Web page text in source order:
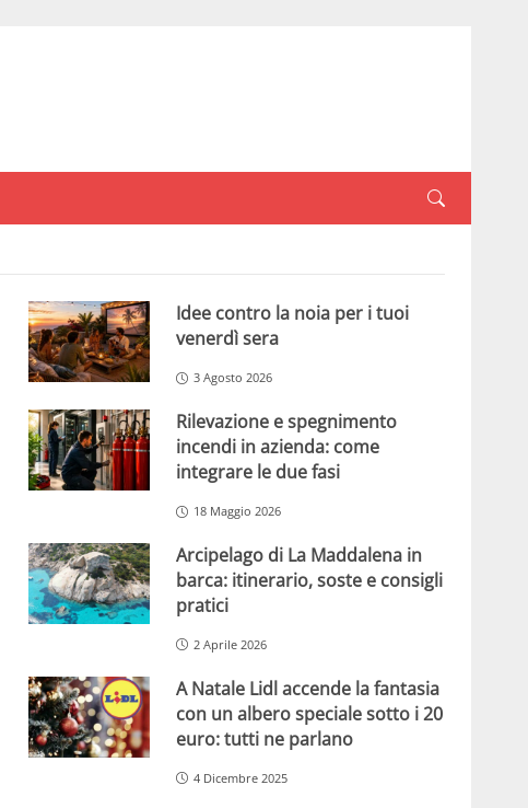
Idee contro la noia per i tuoi
venerdì sera
3 Agosto 2026
Rilevazione e spegnimento
incendi in azienda: come
integrare le due fasi
18 Maggio 2026
Arcipelago di La Maddalena in
barca: itinerario, soste e consigli
pratici
2 Aprile 2026
A Natale Lidl accende la fantasia
con un albero speciale sotto i 20
euro: tutti ne parlano
4 Dicembre 2025